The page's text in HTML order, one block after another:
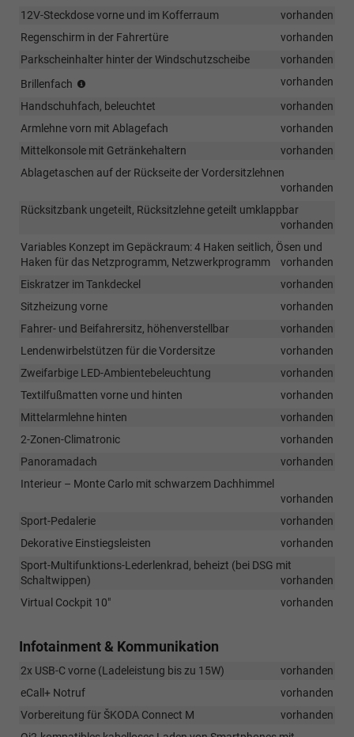
12V-Steckdose vorne und im Kofferraum
vorhanden
Regenschirm in der Fahrertüre
vorhanden
Parkscheinhalter hinter der Windschutzscheibe
vorhanden
Brillenfach
i.V.
mit
optionalen
Panoramadach!)
vorhanden
Handschuhfach, beleuchtet
vorhanden
Armlehne vorn mit Ablagefach
vorhanden
Mittelkonsole mit Getränkehaltern
vorhanden
Ablagetaschen auf der Rückseite der Vordersitzlehnen
vorhanden
Rücksitzbank ungeteilt, Rücksitzlehne geteilt umklappbar
vorhanden
Variables Konzept im Gepäckraum: 4 Haken seitlich, Ösen und
Haken für das Netzprogramm, Netzwerkprogramm
vorhanden
Eiskratzer im Tankdeckel
vorhanden
Sitzheizung vorne
vorhanden
Fahrer- und Beifahrersitz, höhenverstellbar
vorhanden
Lendenwirbelstützen für die Vordersitze
vorhanden
Zweifarbige LED-Ambientebeleuchtung
vorhanden
Textilfußmatten vorne und hinten
vorhanden
Mittelarmlehne hinten
vorhanden
2-Zonen-Climatronic
vorhanden
Panoramadach
vorhanden
Interieur – Monte Carlo mit schwarzem Dachhimmel
vorhanden
Sport-Pedalerie
vorhanden
Dekorative Einstiegsleisten
vorhanden
Sport-Multifunktions-Lederlenkrad, beheizt (bei DSG mit
Schaltwippen)
vorhanden
Virtual Cockpit 10"
vorhanden
Infotainment & Kommunikation
2x USB-C vorne (Ladeleistung bis zu 15W)
vorhanden
eCall+ Notruf
vorhanden
Vorbereitung für ŠKODA Connect M
vorhanden